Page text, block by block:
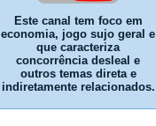
Este canal tem foco em
economia, jogo sujo geral e
que caracteriza
concorrência desleal e
outros temas direta e
indiretamente relacionados.